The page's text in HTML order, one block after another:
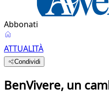
Abbonati
ATTUALITÀ
Condividi
BenVivere, un